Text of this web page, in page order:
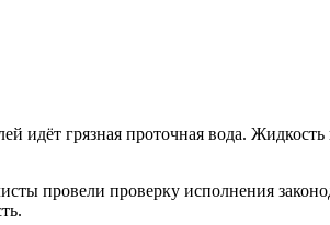
идёт грязная проточная вода.
провели проверку исполнения